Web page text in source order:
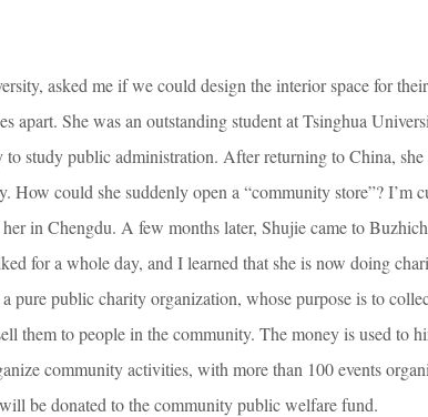
asked me if we could design the interior space for their
apart. She was an outstanding student at Tsinghua
study public administration. After returning to China, she
How could she suddenly open a “community store”? I’m
in Chengdu. A few months later, Shujie came to
for a whole day, and I learned that she is now doing
public charity organization, whose purpose is to
them to people in the community. The money is used to
community activities, with more than 100 events
be donated to the community public welfare fund.